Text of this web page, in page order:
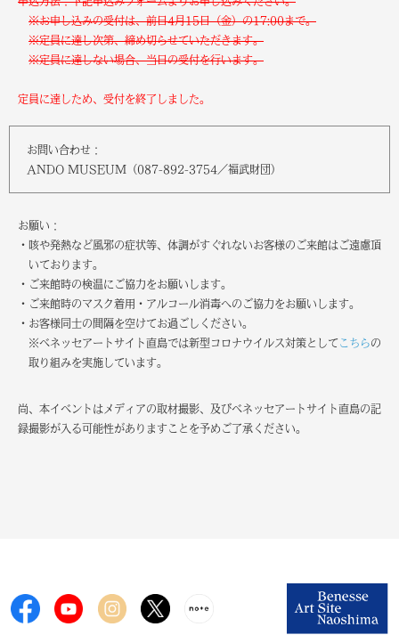
※お申し込みの受付は、前日4月15日（金）の17:00まで。
※定員に達し次第、締め切らせていただきます。
※定員に達しない場合、当日の受付を行います。
定員に達しため、受付を終了しました。
お問い合わせ：
ANDO MUSEUM（087-892-3754／福武財団）
お願い：
・咳や発熱など風邪の症状等、体調がすぐれないお客様のご来館はご遠慮頂
いております。
・ご来館時の検温にご協力をお願いします。
・ご来館時のマスク着用・アルコール消毒へのご協力をお願いします。
・お客様同士の間隔を空けてお過ごしください。
※ベネッセアートサイト直島では新型コロナウイルス対策として こちらの
取り組みを実施しています。
尚、本イベントはメディアの取材撮影、及びベネッセアートサイト直島の記
録撮影が入る可能性がありますことを予めご了承ください。